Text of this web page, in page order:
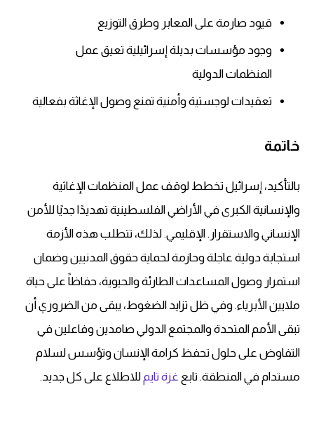
قيود صارمة على المعابر وطرق التوزيع
وجود مؤسسات بديلة إسرائيلية تعيق عمل
المنظمات الدولية
تعقيدات لوجستية وأمنية تمنع وصول الإغاثة بفعالية
خاتمة
بالتأكيد، إسرائيل تخطط لوقف عمل المنظمات الإغاثية
والإنسانية الكبرى في الأراضي الفلسطينية تهديدًا جديًا للأمن
الإنساني والاستقرار. الإقليمي. لذلك، تتطلب هذه الأزمة
استجابة دولية عاجلة وحازمة لحماية حقوق المدنيين وضمان
استمرار وصول المساعدات الطارئة والحيوية، حفاظاً على حياة
ملايين الأبرياء. وفي ظل تزايد الضغوط، يبقى من الضروري أن
تبقى الأمم المتحدة والمجتمع الدولي صامدين وفاعلين في
التفاوض على حلول تحفظ كرامة الإنسان وتؤسس لسلام
مستدام في المنطقة. تابع غزة تايم للاطلاع على كل جديد.